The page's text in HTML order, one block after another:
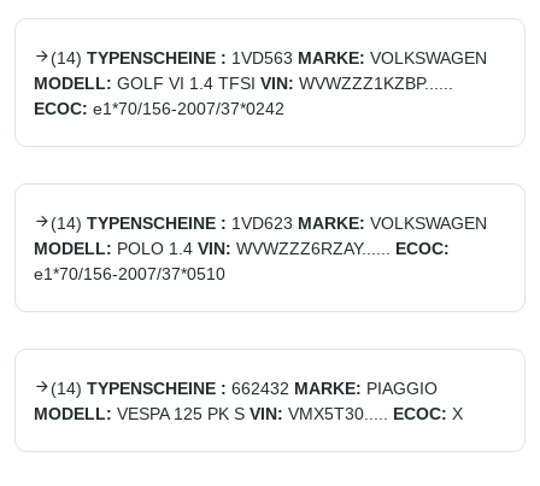
(14) TYPENSCHEINE : 1VD563 MARKE: VOLKSWAGEN
MODELL: GOLF VI 1.4 TFSI VIN: WVWZZZ1KZBP......
ECOC: e1*70/156-2007/37*0242
(14) TYPENSCHEINE : 1VD623 MARKE: VOLKSWAGEN
MODELL: POLO 1.4 VIN: WVWZZZ6RZAY......
ECOC:
e1*70/156-2007/37*0510
(14) TYPENSCHEINE : 662432 MARKE: PIAGGIO
MODELL: VESPA 125 PK S VIN: VMX5T30..... ECOC: X